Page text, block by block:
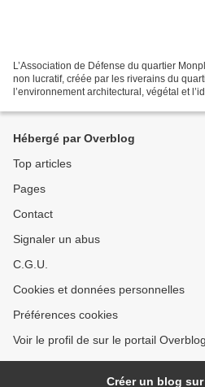
L’Association de Défense du quartier
non lucratif, créée par les riverains du
l’environnement architectural, végétal et
Hébergé par Overblog
Top articles
Pages
Contact
Signaler un abus
C.G.U.
Cookies et données personnelles
Préférences cookies
Voir le profil de sur le portail Overblog
Créer un blog